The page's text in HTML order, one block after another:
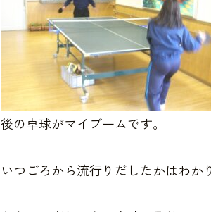
後の卓球がマイブームです。
いつごろから流行りだしたかはわか